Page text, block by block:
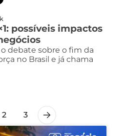
possíveis impactos
debate sobre o fim da
no Brasil e já chama
2 3